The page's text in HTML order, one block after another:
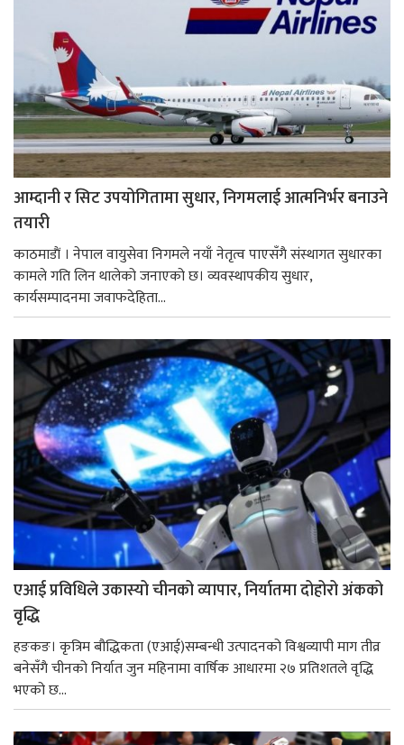
आम्दानी र सिट उपयोगितामा सुधार, निगमलाई आत्मनिर्भर बनाउने
तयारी
काठमाडाैं । नेपाल वायुसेवा निगमले नयाँ नेतृत्व पाएसँगै संस्थागत सुधारका
कामले गति लिन थालेको जनाएको छ। व्यवस्थापकीय सुधार,
कार्यसम्पादनमा जवाफदेहिता...
एआई प्रविधिले उकास्यो चीनको व्यापार, निर्यातमा दोहोरो अंकको
वृद्धि
हङकङ। कृत्रिम बौद्धिकता (एआई)सम्बन्धी उत्पादनको विश्वव्यापी माग तीव्र
बनेसँगै चीनको निर्यात जुन महिनामा वार्षिक आधारमा २७ प्रतिशतले वृद्धि
भएको छ...